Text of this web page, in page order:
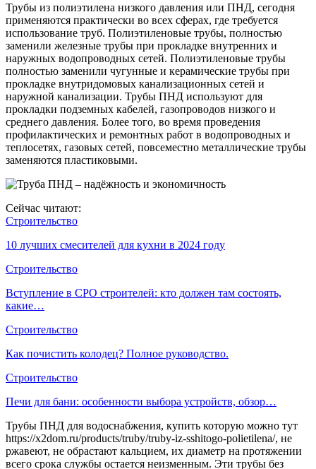
Трубы из полиэтилена низкого давления или ПНД, сегодня
применяются практически во всех сферах, где требуется
использование труб. Полиэтиленовые трубы, полностью
заменили железные трубы при прокладке внутренних и
наружных водопроводных сетей. Полиэтиленовые трубы
полностью заменили чугунные и керамические трубы при
прокладке внутридомовых канализационных сетей и
наружной канализации. Трубы ПНД используют для
прокладки подземных кабелей, газопроводов низкого и
среднего давления. Более того, во время проведения
профилактических и ремонтных работ в водопроводных и
теплосетях, газовых сетей, повсеместно металлические трубы
заменяются пластиковыми.
Сейчас читают:
Строительство
10 лучших смесителей для кухни в 2024 году
Строительство
Вступление в СРО строителей: кто должен там состоять,
какие…
Строительство
Как почистить колодец? Полное руководство.
Строительство
Печи для бани: особенности выбора устройств, обзор…
Трубы ПНД для водоснабжения, купить которую можно тут
https://x2dom.ru/products/truby/truby-iz-sshitogo-polietilena/, не
ржавеют, не обрастают кальцием, их диаметр на протяжении
всего срока службы остается неизменным. Эти трубы без